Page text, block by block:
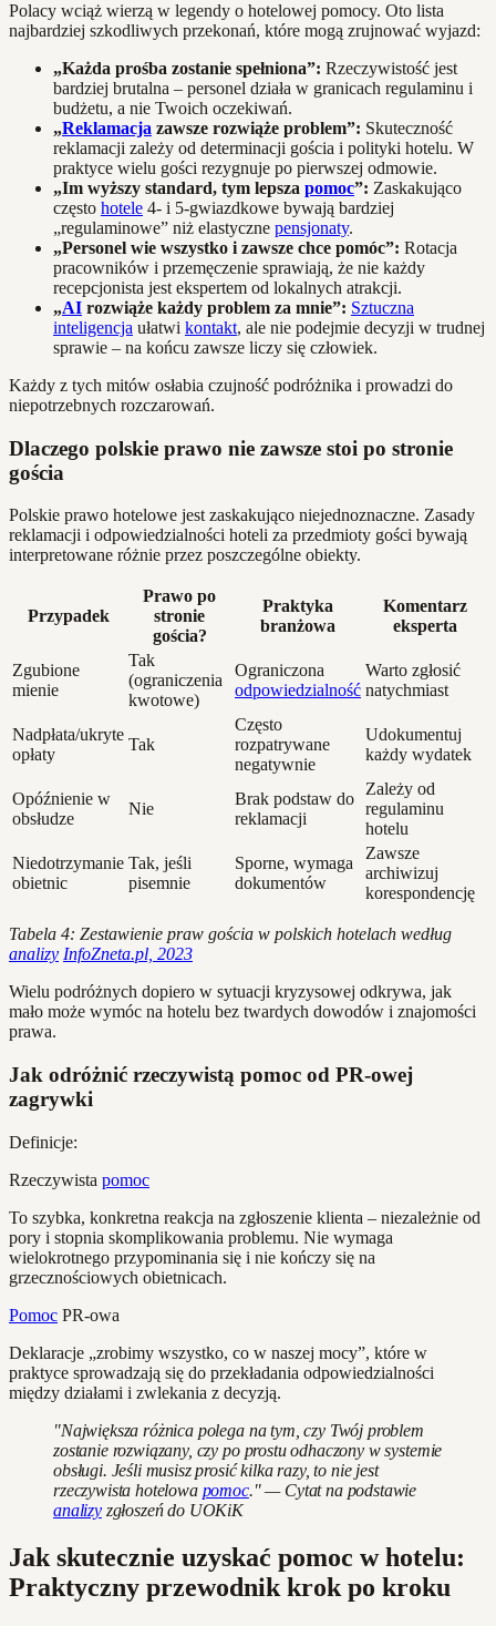
Polacy wciąż wierzą w legendy o hotelowej pomocy. Oto lista
najbardziej szkodliwych przekonań, które mogą zrujnować wyjazd:
„Każda prośba zostanie spełniona”: Rzeczywistość jest
bardziej brutalna – personel działa w granicach regulaminu i
budżetu, a nie Twoich oczekiwań.
„Reklamacja zawsze rozwiąże problem”: Skuteczność
reklamacji zależy od determinacji gościa i polityki hotelu. W
praktyce wielu gości rezygnuje po pierwszej odmowie.
„Im wyższy standard, tym lepsza pomoc”: Zaskakująco
często hotele 4- i 5-gwiazdkowe bywają bardziej
„regulaminowe” niż elastyczne pensjonaty.
„Personel wie wszystko i zawsze chce pomóc”: Rotacja
pracowników i przemęczenie sprawiają, że nie każdy
recepcjonista jest ekspertem od lokalnych atrakcji.
„AI rozwiąże każdy problem za mnie”: Sztuczna
inteligencja ułatwi kontakt, ale nie podejmie decyzji w trudnej
sprawie – na końcu zawsze liczy się człowiek.
Każdy z tych mitów osłabia czujność podróżnika i prowadzi do
niepotrzebnych rozczarowań.
Dlaczego polskie prawo nie zawsze stoi po stronie
gościa
Polskie prawo hotelowe jest zaskakująco niejednoznaczne. Zasady
reklamacji i odpowiedzialności hoteli za przedmioty gości bywają
interpretowane różnie przez poszczególne obiekty.
Przypadek
Prawo po
stronie
gościa?
Praktyka
branżowa
Komentarz
eksperta
Zgubione
mienie
Tak
(ograniczenia
kwotowe)
Ograniczona
odpowiedzialność
Warto zgłosić
natychmiast
Nadpłata/ukryte
opłaty
Tak
Często
rozpatrywane
negatywnie
Udokumentuj
każdy wydatek
Opóźnienie w
obsłudze
Nie
Brak podstaw do
reklamacji
Zależy od
regulaminu
hotelu
Niedotrzymanie
obietnic
Tak, jeśli
pisemnie
Sporne, wymaga
dokumentów
Zawsze
archiwizuj
korespondencję
Tabela 4: Zestawienie praw gościa w polskich hotelach według
analizy InfoZneta.pl, 2023
Wielu podróżnych dopiero w sytuacji kryzysowej odkrywa, jak
mało może wymóc na hotelu bez twardych dowodów i znajomości
prawa.
Jak odróżnić rzeczywistą pomoc od PR-owej
zagrywki
Definicje:
Rzeczywista pomoc
To szybka, konkretna reakcja na zgłoszenie klienta – niezależnie od
pory i stopnia skomplikowania problemu. Nie wymaga
wielokrotnego przypominania się i nie kończy się na
grzecznościowych obietnicach.
Pomoc PR-owa
Deklaracje „zrobimy wszystko, co w naszej mocy”, które w
praktyce sprowadzają się do przekładania odpowiedzialności
między działami i zwlekania z decyzją.
"Największa różnica polega na tym, czy Twój problem
zostanie rozwiązany, czy po prostu odhaczony w systemie
obsługi. Jeśli musisz prosić kilka razy, to nie jest
rzeczywista hotelowa pomoc." — Cytat na podstawie
analizyzgłoszeń do UOKiK
Jak skutecznie uzyskać pomoc w hotelu:
Praktyczny przewodnik krok po kroku